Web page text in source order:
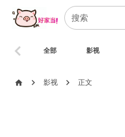
全部 影视
chevron_left
home chevron_right 影视 chevron_right 正文